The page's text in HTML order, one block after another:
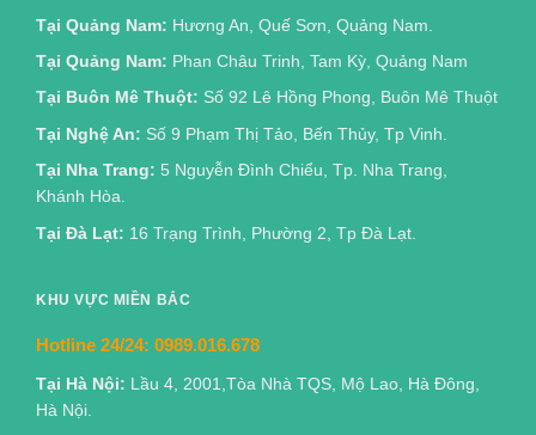
Tại Quảng Nam: Hương An, Quế Sơn, Quảng Nam.
Tại Quảng Nam: Phan Châu Trinh, Tam Kỳ, Quảng Nam
Tại Buôn Mê Thuột: Số 92 Lê Hồng Phong, Buôn Mê Thuột
Tại Nghệ An: Số 9 Phạm Thị Tảo, Bến Thủy, Tp Vinh.
Tại Nha Trang: 5 Nguyễn Đình Chiểu, Tp. Nha Trang,
Khánh Hòa.
Tại Đà Lạt: 16 Trạng Trình, Phường 2, Tp Đà Lạt.
KHU VỰC MIỀN BẮC
Hotline 24/24: 0989.016.678
Tại Hà Nội: Lầu 4, 2001,Tòa Nhà TQS, Mộ Lao, Hà Đông,
Hà Nội.